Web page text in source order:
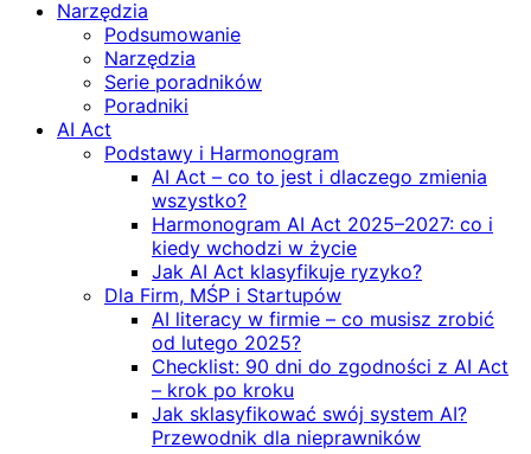
Narzędzia
Podsumowanie
Narzędzia
Serie poradników
Poradniki
AI Act
Podstawy i Harmonogram
AI Act – co to jest i dlaczego zmienia
wszystko?
Harmonogram AI Act 2025–2027: co i
kiedy wchodzi w życie
Jak AI Act klasyfikuje ryzyko?
Dla Firm, MŚP i Startupów
AI literacy w firmie – co musisz zrobić
od lutego 2025?
Checklist: 90 dni do zgodności z AI Act
– krok po kroku
Jak sklasyfikować swój system AI?
Przewodnik dla nieprawników